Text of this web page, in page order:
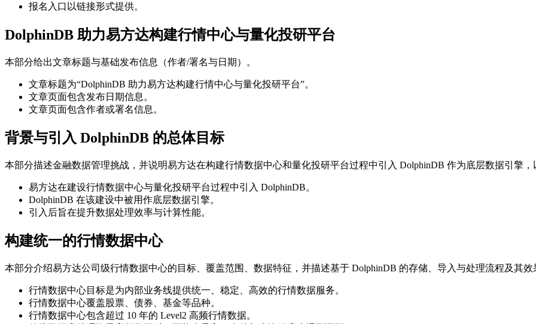
报名入口以链接形式提供。
DolphinDB 助力易方达构建行情中心与量化投研平台
本部分给出文章标题与基础发布信息（作者/署名与日期）。
文章标题为“DolphinDB 助力易方达构建行情中心与量化投研平台”。
文章页面包含发布日期信息。
文章页面包含作者或署名信息。
背景与引入 DolphinDB 的总体目标
本部分描述金融数据管理挑战，并说明易方达在构建行情数据中心和量化投研平台过程中引入 DolphinDB 作为底层数据引擎，
易方达在建设行情数据中心与量化投研平台过程中引入 DolphinDB。
DolphinDB 在该建设中被用作底层数据引擎。
引入后旨在提升数据处理效率与计算性能。
构建统一的行情数据中心
本部分介绍易方达公司级行情数据中心的目标、覆盖范围、数据特征，并描述基于 DolphinDB 的存储、导入与处理流程及其效
行情数据中心目标是为内部业务线提供统一、稳定、高效的行情数据服务。
行情数据中心覆盖股票、债券、基金等品种。
行情数据中心包含超过 10 年的 Level2 高频行情数据。